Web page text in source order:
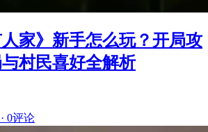
人家》新手怎么玩？开局攻
村民喜好全解析
· 0评论